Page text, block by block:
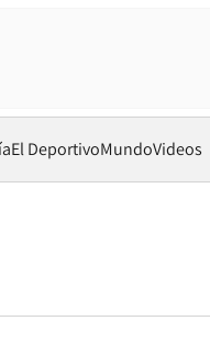
El DeportivoMundoVideos